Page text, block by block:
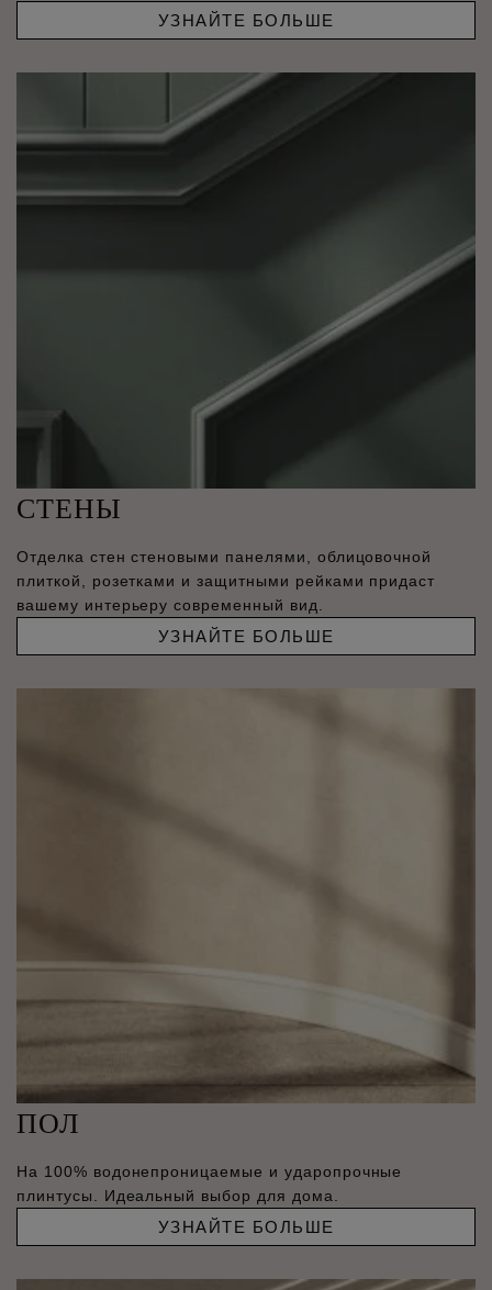
УЗНАЙТЕ БОЛЬШЕ
СТЕНЫ
Отделка стен стеновыми панелями, облицовочной
плиткой, розетками и защитными рейками придаст
вашему интерьеру современный вид.
УЗНАЙТЕ БОЛЬШЕ
ПОЛ
На 100% водонепроницаемые и ударопрочные
плинтусы. Идеальный выбор для дома.
УЗНАЙТЕ БОЛЬШЕ